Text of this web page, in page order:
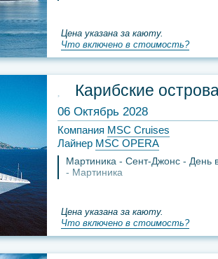
Цена указана за каюту.
Что включено в стоимость?
Карибские
06 Октябрь 2028
Компания MSC Cruises
Лайнер MSC OPERA
Мартиника Сент-Джонс День
Мартиника
Цена указана за каюту.
Что включено в стоимость?